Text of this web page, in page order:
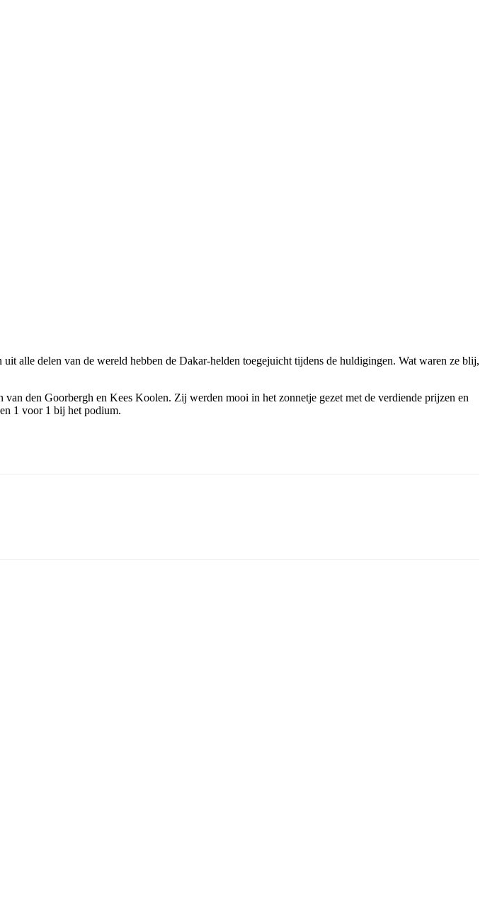
alle delen van de wereld hebben de Dakar-helden toegejuicht tijdens de huldigingen. Wat waren ze blij,
den Goorbergh en Kees Koolen. Zij werden mooi in het zonnetje gezet met de verdiende prijzen en
1 voor 1 bij het podium.